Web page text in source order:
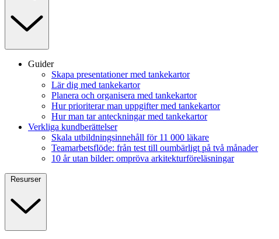
Guider
Skapa presentationer med tankekartor
Lär dig med tankekartor
Planera och organisera med tankekartor
Hur prioriterar man uppgifter med tankekartor
Hur man tar anteckningar med tankekartor
Verkliga kundberättelser
Skala utbildningsinnehåll för 11 000 läkare
Teamarbetsflöde: från test till oumbärligt på två månader
10 år utan bilder: ompröva arkitekturföreläsningar
Resurser